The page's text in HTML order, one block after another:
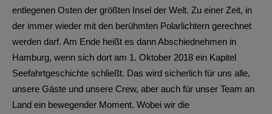
entlegenen Osten der größten Insel der Welt. Zu einer Zeit, in
der immer wieder mit den berühmten Polarlichtern gerechnet
werden darf. Am Ende heißt es dann Abschiednehmen in
Hamburg, wenn sich dort am 1. Oktober 2018 ein Kapitel
Seefahrtgeschichte schließt. Das wird sicherlich für uns alle,
unsere Gäste und unsere Crew, aber auch für unser Team an
Land ein bewegender Moment. Wobei wir die